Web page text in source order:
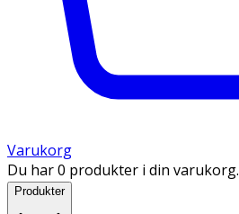
Varukorg
Du har 0 produkter i din varukorg.
Produkter